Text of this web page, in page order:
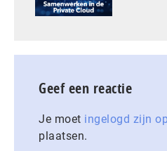
Geef een reactie
Je moet ingelogd zijn
plaatsen.